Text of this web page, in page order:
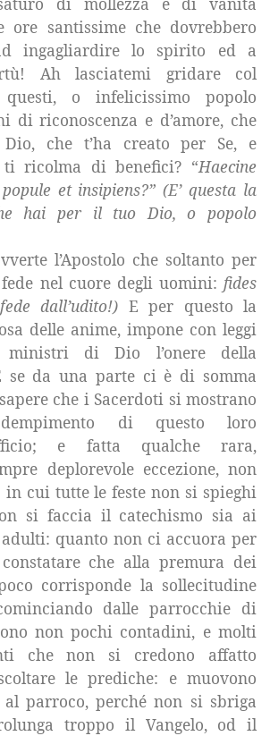
ore santissime che dovrebbero
ingagliardire lo spirito ed a
Ah lasciatemi gridare col
o infelicissimo popolo
di riconoscenza e d’amore, che
che t’ha creato per Se, e
ti ricolma di benefici? “Haecine
et insipiens?” (E’ questa la
hai per il tuo Dio, o popolo
l’Apostolo che soltanto per
nel cuore degli uomini: fides
dall’udito!) E per questo la
delle anime, impone con leggi
ministri di Dio l’onere della
se da una parte ci è di somma
che i Sacerdoti si mostrano
di questo loro
e fatta qualche rara,
deplorevole eccezione, non
in cui tutte le feste non si spieghi
si faccia il catechismo sia ai
quanto non ci accuora per
che alla premura dei
corrisponde la sollecitudine
dalle parrocchie di
non pochi contadini, e molti
che non si credono affatto
le prediche: e muovono
parroco, perché non si sbriga
troppo il Vangelo, od il